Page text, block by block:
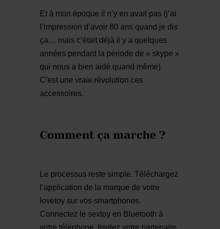
Et à mon époque il n’y en avait pas (j’ai
l’impression d’avoir 80 ans quand je dis
ça… mais c’était déjà il y a quelques
années pendant la période de « skype »
qui nous a bien aidé quand même).
C’est une vraie révolution ces
accessoires.
Comment ça marche ?
Le processus reste simple. Téléchargez
l’application de la marque de votre
lovetoy sur vos smartphones.
Connectez le sextoy en Bluetooth à
votre téléphone. Invitez votre partenaire